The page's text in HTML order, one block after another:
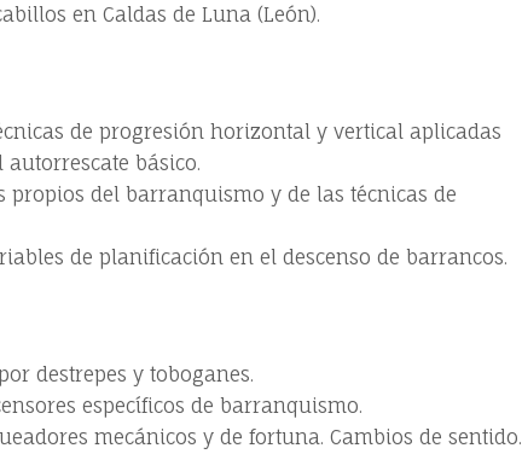
en Caldas de Luna (León).
de progresión horizontal y vertical aplicadas
básico.
propios del barranquismo y de las técnicas de
de planificación en el descenso de barrancos.
destrepes y toboganes.
específicos de barranquismo.
mecánicos y de fortuna. Cambios de sentido.